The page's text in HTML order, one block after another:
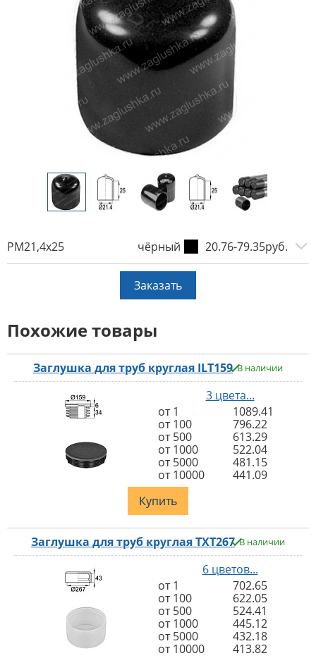
PM21,4x25 чёрный 20.76-79.35руб.
Заказать
Похожие товары
Заглушка для труб круглая ILT159 В наличии
3 цвета...
от 1
1089.41
от 100
796.22
от 500
613.29
от 1000
522.04
от 5000
481.15
от 10000
441.09
Купить
Заглушка для труб круглая TXT267 В наличии
6 цветов...
от 1
702.65
от 100
622.05
от 500
524.41
от 1000
445.12
от 5000
432.18
от 10000
413.82